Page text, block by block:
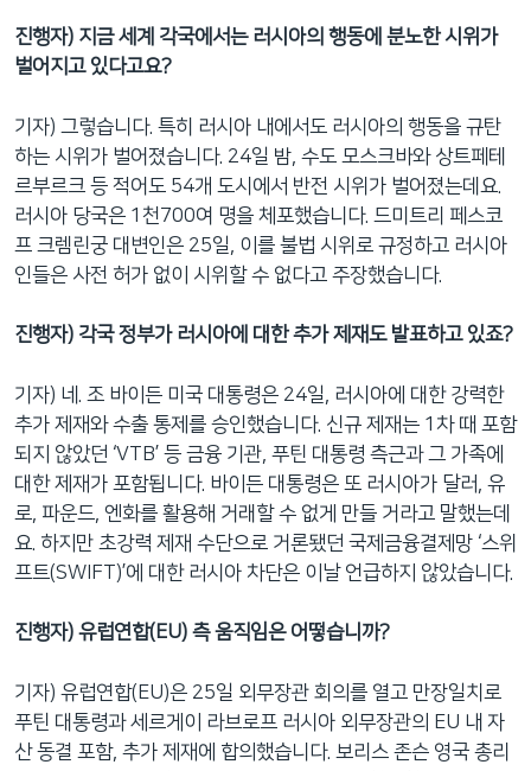
진행자) 지금 세계 각국에서는 러시아의 행동에 분노한 시위가
벌어지고 있다고요?
기자) 그렇습니다. 특히 러시아 내에서도 러시아의 행동을 규탄
하는 시위가 벌어졌습니다. 24일 밤, 수도 모스크바와 상트페테
르부르크 등 적어도 54개 도시에서 반전 시위가 벌어졌는데요.
러시아 당국은 1천700여 명을 체포했습니다. 드미트리 페스코
프 크렘린궁 대변인은 25일, 이를 불법 시위로 규정하고 러시아
인들은 사전 허가 없이 시위할 수 없다고 주장했습니다.
진행자) 각국 정부가 러시아에 대한 추가 제재도 발표하고 있죠?
기자) 네. 조 바이든 미국 대통령은 24일, 러시아에 대한 강력한
추가 제재와 수출 통제를 승인했습니다. 신규 제재는 1차 때 포함
되지 않았던 ‘VTB’ 등 금융 기관, 푸틴 대통령 측근과 그 가족에
대한 제재가 포함됩니다. 바이든 대통령은 또 러시아가 달러, 유
로, 파운드, 엔화를 활용해 거래할 수 없게 만들 거라고 말했는데
요. 하지만 초강력 제재 수단으로 거론됐던 국제금융결제망 ‘스위
프트(SWIFT)’에 대한 러시아 차단은 이날 언급하지 않았습니다.
진행자) 유럽연합(EU) 측 움직임은 어떻습니까?
기자) 유럽연합(EU)은 25일 외무장관 회의를 열고 만장일치로
푸틴 대통령과 세르게이 라브로프 러시아 외무장관의 EU 내 자
산 동결 포함, 추가 제재에 합의했습니다. 보리스 존슨 영국 총리